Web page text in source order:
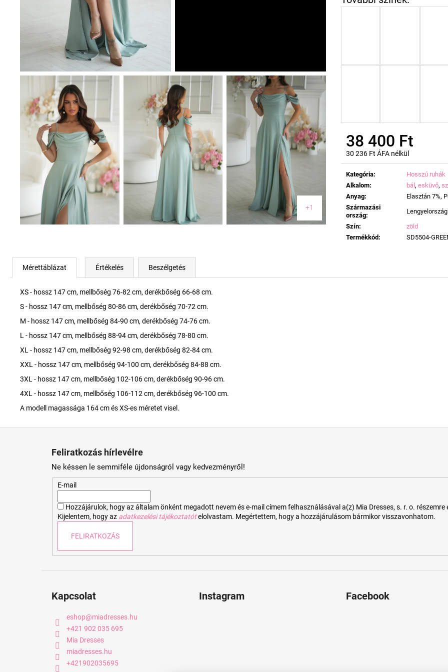
38 400 Ft
30 236 Ft ÁFA nélkül
Egységár:
Kategória:
Hosszú ruhák
Alkalom: bál, esküvő,
Anyag:
Elasztán 7%,
Származási
ország:
Lengyelország
Szín:
zöld
Termékkód: SD5504-
+1
Mérettáblázat Értékelés Beszélgetés
XS - hossz 147 cm, mellbőség 76-82 cm, derékbőség 66-68 cm.
S - hossz 147 cm, mellbőség 80-86 cm, derékbőség 70-72 cm.
M - hossz 147 cm, mellbőség 84-90 cm, derékbőség 74-76 cm.
L - hossz 147 cm, mellbőség 88-94 cm, derékbőség 78-80 cm.
XL - hossz 147 cm, mellbőség 92-98 cm, derékbőség 82-84 cm.
XXL - hossz 147 cm, mellbőség 94-100 cm, derékbőség 84-88 cm.
3XL - hossz 147 cm, mellbőség 102-106 cm, derékbőség 90-96 cm.
4XL - hossz 147 cm, mellbőség 106-112 cm, derékbőség 96-100 cm.
A modell magassága 164 cm és XS-es méretet visel.
Feliratkozás hírlevélre
Ne késsen le semmiféle újdonságról vagy kedvezményről!
E-mail
Hozzájárulok, hogy az általam önként megadott nevem és e-mail címem felhasználásával a(z) Mia Dresses, s. r. o.
Kijelentem, hogy az adatkezelési tájékoztatót elolvastam. Megértettem, hogy a hozzájárulásom bármikor visszavonhatom.
FELIRATKOZÁS
Kapcsolat
eshop@miadresses.hu
+421 902 035 695
Mia Dresses
miadresses.hu
+421902035695
Instagram Facebook